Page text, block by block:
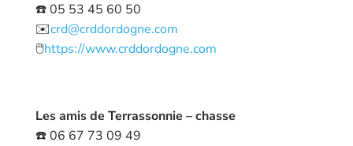
☎️ 05 53 45 60 50
✉️crd@crddordogne.com
🖱️https://www.crddordogne.com
Les amis de Terrassonnie – chasse
☎️ 06 67 73 09 49